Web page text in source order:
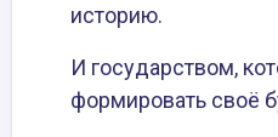
историю.
И государством,
формировать своё